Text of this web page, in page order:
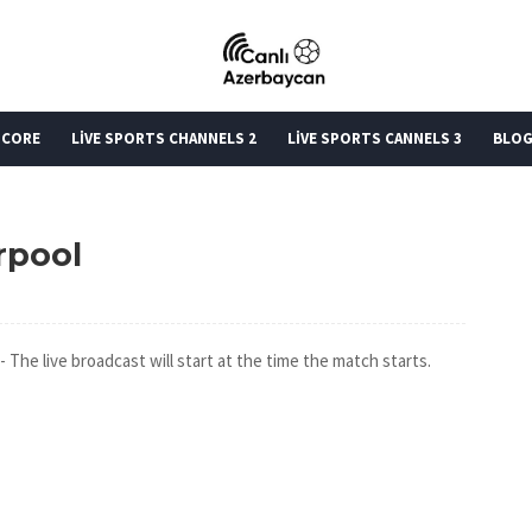
LİVE SPORTS CHANNELS 2 LİVE SPORTS CANNELS 3 BLOG
The live broadcast will start at the time the match starts.